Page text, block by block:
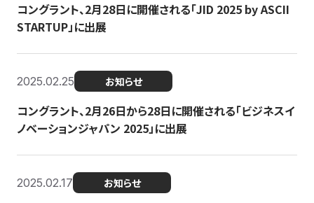
コングラント、2月28日に開催される「JID 2025 by ASCII
STARTUP」に出展
2025.02.25 お知らせ
コングラント、2月26日から28日に開催される「ビジネスイ
ノベーションジャパン 2025」に出展
2025.02.17 お知らせ